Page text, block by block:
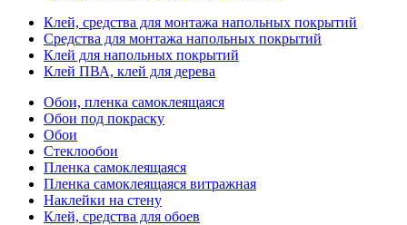
Клей, средства для монтажа напольных покрытий
Средства для монтажа напольных покрытий
Клей для напольных покрытий
Клей ПВА, клей для дерева
Обои, пленка самоклеящаяся
Обои под покраску
Обои
Стеклообои
Пленка самоклеящаяся
Пленка самоклеящаяся витражная
Наклейки на стену
Клей, средства для обоев